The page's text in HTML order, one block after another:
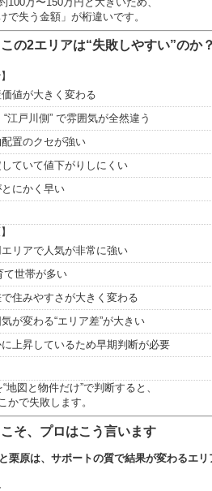
で失う金額」が桁違いです。
の2エリアは“失敗しやすい”のか？
値が大きく変わる
“江戸川側” で雰囲気が全然違う
置のクセが強い
ていて値下がりしにくい
にかく早い
リアで人気が非常に強い
て世帯が多い
住みやすさが大きく変わる
が変わる“エリア差”が大きい
上昇しているため早期判断が必要
地図と物件だけ”で判断すると、
かで失敗します。
そ、プロはこう言います
と栗原は、サポートの質で結果が変わるエリ